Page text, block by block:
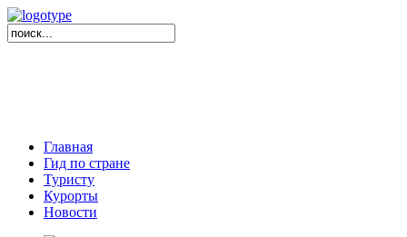
Главная
Гид по стране
Туристу
Курорты
Новости